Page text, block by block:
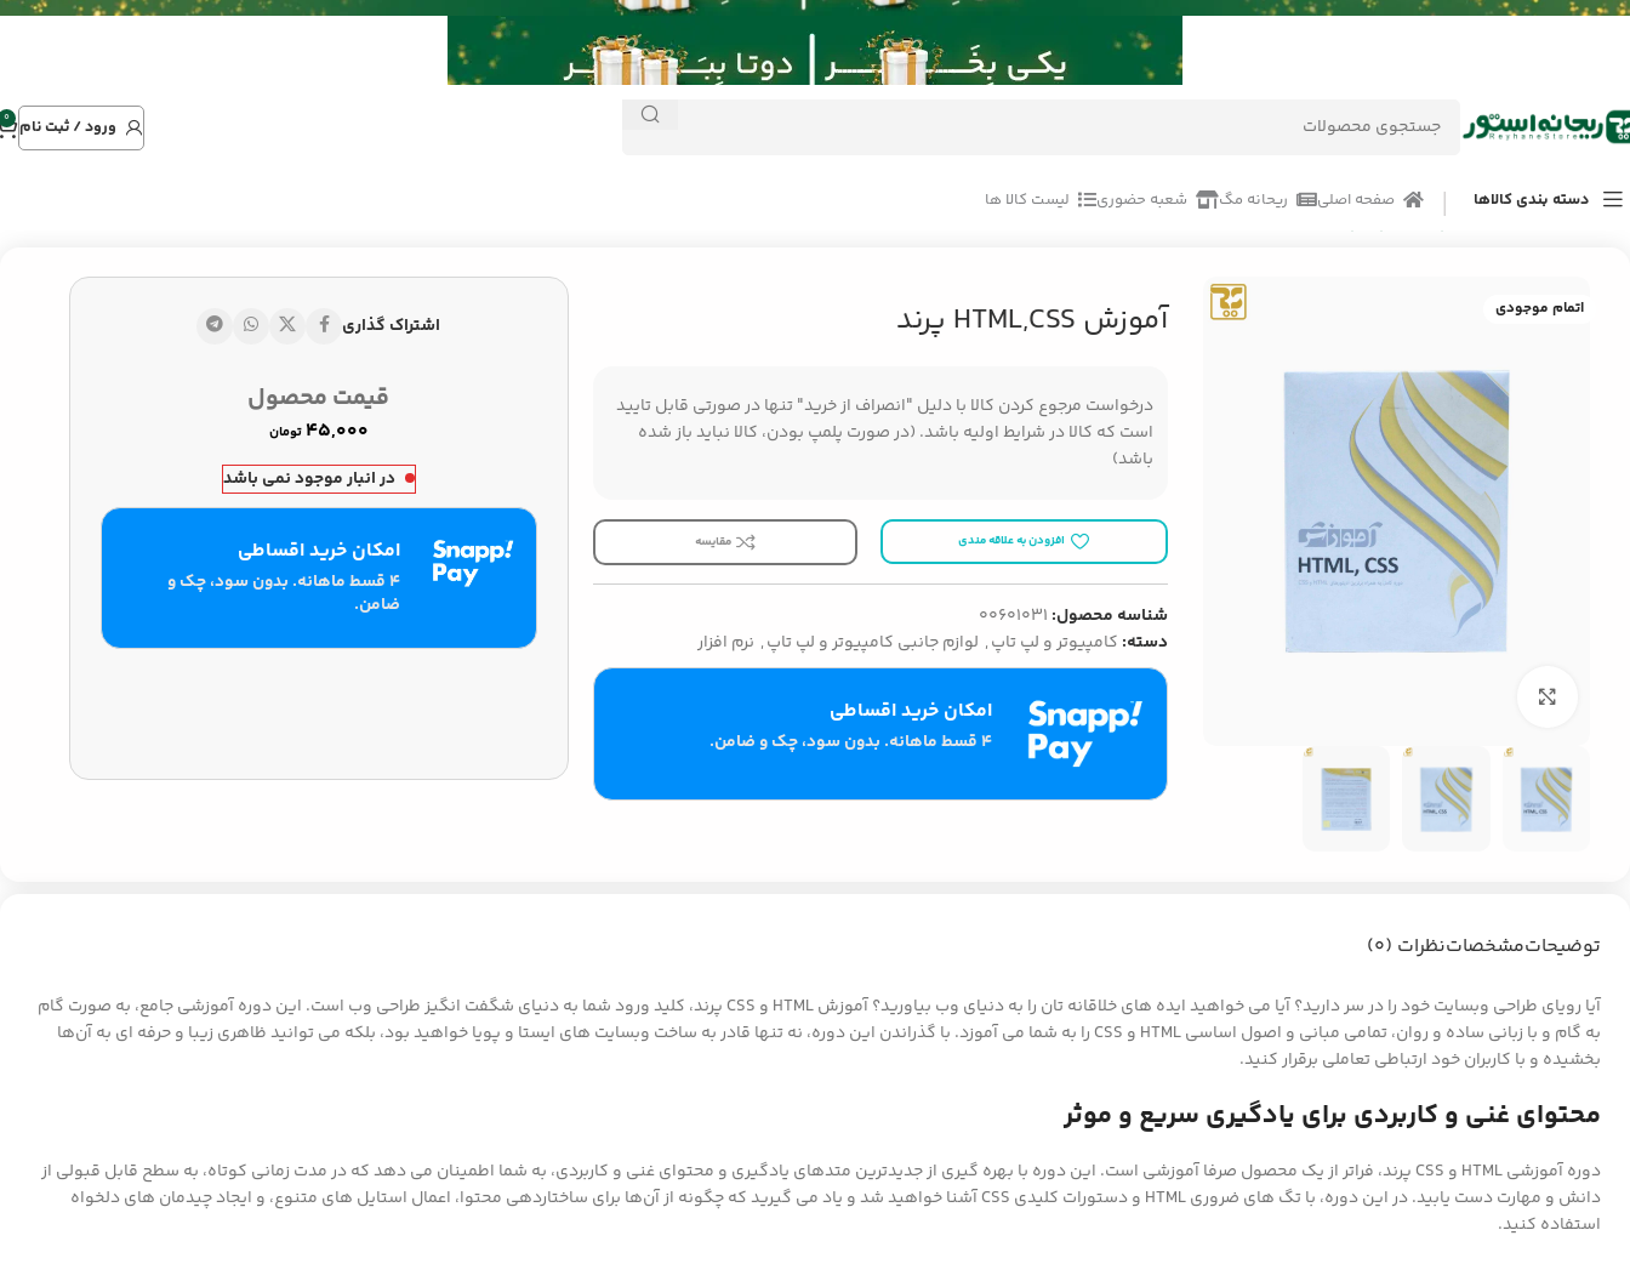
ورود / ثبت نام 0
دسته بندی کالاها صفحه اصلی ریحانه مگ شعبه حضوری لیست کالا ها
کامپیوتر و لپ تاپ
اتمام موجودی آموزش HTML,CSS پرند
درخواست مرجوع کردن کالا با دلیل "انصراف از خرید" تنها در صورتی قابل تایید
است که کالا در شرایط اولیه باشد. (در صورت پلمپ بودن، کالا نباید باز شده
باشد)
افزودن به علاقه مندی مقایسه
شناسه محصول: 00601031
دسته: کامپیوتر و لپ تاپ, لوازم جانبی کامپیوتر و لپ تاپ, نرم افزار
امکان خرید اقساطی
۴ قسط ماهانه. بدون سود، چک و ضامن.
اشتراک گذاری
قیمت محصول
تومان
در انبار موجود نمی باشد
امکان خرید اقساطی
۴ قسط ماهانه. بدون سود، چک و
ضامن.
توضیحاتمشخصاتنظرات (0)
آیا رویای طراحی وبسایت خود را در سر دارید؟ آیا می خواهید ایده های خلاقانه تان را به دنیای وب بیاورید؟ آموزش HTML و CSS پرند، کلید ورود شما به دنیای شگفت انگیز طراحی وب است. این دوره آموزشی جامع، به صورت گام
به گام و با زبانی ساده و روان، تمامی مبانی و اصول اساسی HTML و CSS را به شما می آموزد. با گذراندن این دوره، نه تنها قادر به ساخت وبسایت های ایستا و پویا خواهید بود، بلکه می توانید ظاهری زیبا و حرفه ای به آن‌ها
بخشیده و با کاربران خود ارتباطی تعاملی برقرار کنید.
محتوای غنی و کاربردی برای یادگیری سریع و موثر
دوره آموزشی HTML و CSS پرند، فراتر از یک محصول صرفا آموزشی است. این دوره با بهره گیری از جدیدترین متدهای یادگیری و محتوای غنی و کاربردی، به شما اطمینان می دهد که در مدت زمانی کوتاه، به سطح قابل قبولی از
دانش و مهارت دست یابید. در این دوره، با تگ های ضروری HTML و دستورات کلیدی CSS آشنا خواهید شد و یاد می گیرید که چگونه از آن‌ها برای ساختاردهی محتوا، اعمال استایل های متنوع، و ایجاد چیدمان های دلخواه
استفاده کنید.